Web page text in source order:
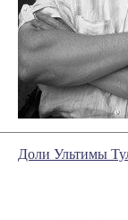
Доли Ультимы